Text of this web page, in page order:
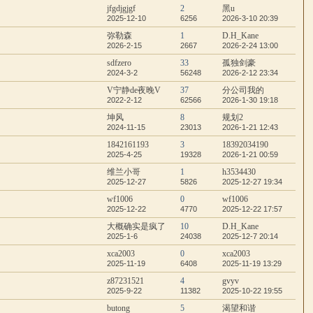
jfgdjgjgf
2025-12-10
2
6256
黑u
2026-3-10 20:39
弥勒森
2026-2-15
1
2667
D.H_Kane
2026-2-24 13:00
sdfzero
2024-3-2
33
56248
孤独剑豪
2026-2-12 23:34
V宁静de夜晚V
2022-2-12
37
62566
分公司我的
2026-1-30 19:18
坤风
2024-11-15
8
23013
规划2
2026-1-21 12:43
1842161193
2025-4-25
3
19328
18392034190
2026-1-21 00:59
维兰小哥
2025-12-27
1
5826
h3534430
2025-12-27 19:34
wf1006
2025-12-22
0
4770
wf1006
2025-12-22 17:57
大概确实是疯了
2025-1-6
10
24038
D.H_Kane
2025-12-7 20:14
xca2003
2025-11-19
0
6408
xca2003
2025-11-19 13:29
z87231521
2025-9-22
4
11382
gvyv
2025-10-22 19:55
butong 5 渴望和谐